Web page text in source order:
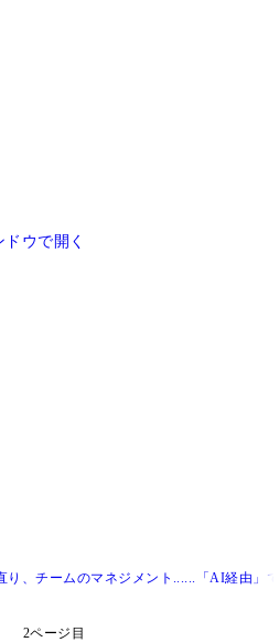
ウで開く
り、チームのマネジメント......「AI経由」
2ページ目